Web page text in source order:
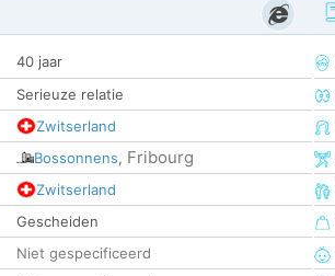
40 jaar
Serieuze relatie
Zwitserland
Bossonnens, Fribourg
Zwitserland
Gescheiden
Niet gespecificeerd